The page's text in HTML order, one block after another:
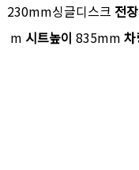
230mm싱글디스크 전
m 시트높이 835mm